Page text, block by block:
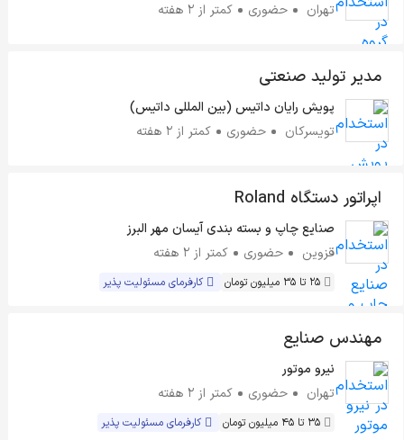
تهران
حضوری کمتر از ۲ هفته
مدیر تولید صنعتی
پویش رایان داتیس (بین المللی داتیس)
تویسرکان
حضوری کمتر از ۲ هفته
اپراتور دستگاه Roland
صنایع چاپ و بسته بندی آیسان مهر البرز
قزوین
حضوری کمتر از ۲ هفته
25 تا 35 میلیون تومان کارفرمای مسئولیت پذیر
مهندس صنایع
نیرو موتور
تهران
حضوری کمتر از ۲ هفته
35 تا 45 میلیون تومان کارفرمای مسئولیت پذیر